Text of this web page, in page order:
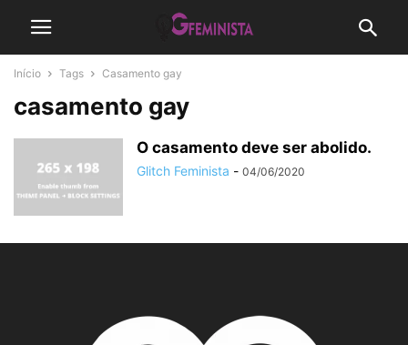
Início Tags Casamento gay
casamento gay
O casamento deve ser abolido.
Glitch Feminista - 04/06/2020